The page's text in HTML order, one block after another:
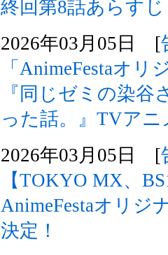
終回第8話あらす
2026年03月05日 [
「AnimeFestaオ
『同じゼミの染
った話。』TVアニ
2026年03月05日 [
【TOKYO MX、
AnimeFestaオリジ
決定！